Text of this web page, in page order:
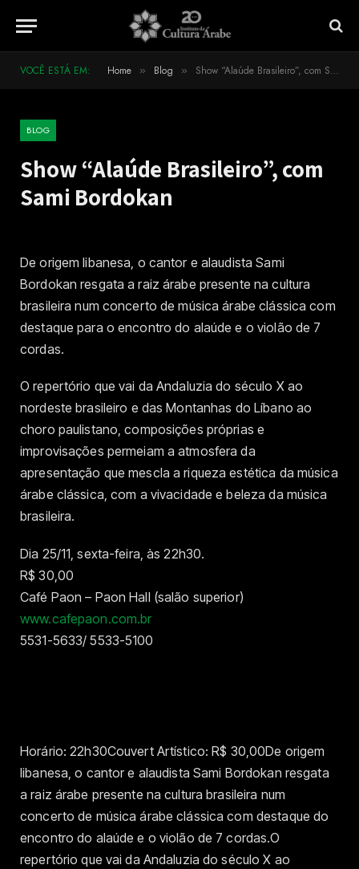
VOCÊ ESTÁ EM: Home » Blog » Show “Alaúde Brasileiro”, com Sami Bordokan
BLOG
Show “Alaúde Brasileiro”, com
Sami Bordokan
De origem libanesa, o cantor e alaudista Sami
Bordokan resgata a raiz árabe presente na cultura
brasileira num concerto de música árabe clássica com
destaque para o encontro do alaúde e o violão de 7
cordas.
O repertório que vai da Andaluzia do século X ao
nordeste brasileiro e das Montanhas do Líbano ao
choro paulistano, composições próprias e
improvisações permeiam a atmosfera da
apresentação que mescla a riqueza estética da música
árabe clássica, com a vivacidade e beleza da música
brasileira.
Dia 25/11, sexta-feira, às 22h30.
R$ 30,00
Café Paon – Paon Hall (salão superior)
www.cafepaon.com.br
5531-5633/ 5533-5100
Horário: 22h30Couvert Artístico: R$ 30,00De origem
libanesa, o cantor e alaudista Sami Bordokan resgata
a raiz árabe presente na cultura brasileira num
concerto de música árabe clássica com destaque do
encontro do alaúde e o violão de 7 cordas.O
repertório que vai da Andaluzia do século X ao